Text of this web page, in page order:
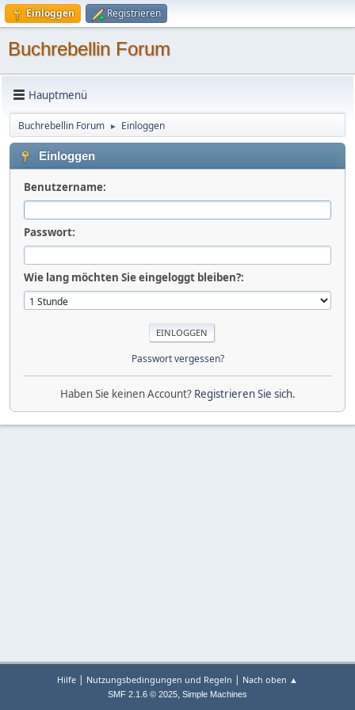
Einloggen Registrieren
Buchrebellin Forum
Hauptmenü
Buchrebellin Forum ► Einloggen
Einloggen
Benutzername:
Passwort:
Wie lang möchten Sie eingeloggt bleiben?:
Passwort vergessen?
Haben Sie keinen Account? Registrieren Sie sich.
Hilfe | Nutzungsbedingungen und Regeln | Nach oben ▲
SMF 2.1.6 © 2025, Simple Machines